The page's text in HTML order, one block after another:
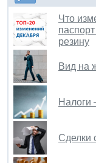
Что
резину
Вид на
Налоги
Сделки